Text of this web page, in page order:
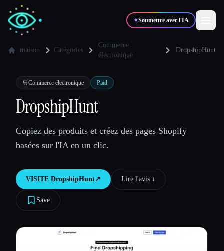
✦Soumettre avec l'IA
💻Développeurs
🎓Étudiants
Blog
maison Catégories
Commerce
électronique
DropshipHunt
🛒Commerce électronique Paid
DropshipHunt
Copiez des produits et créez des pages Shopify
basées sur l'IA en un clic.
VISITE DropshipHunt↗︎ Lire l'avis ↓︎
Save